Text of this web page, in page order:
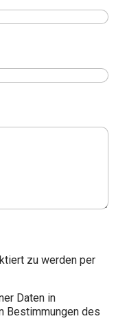
zu werden per
Daten in
Bestimmungen des